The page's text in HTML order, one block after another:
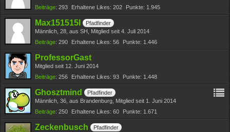
Beiträge 293 Erhaltene Likes 202 Punkte 1.945
Max151515I
Pfadfinder
Männlich 28 aus SH
Mitglied seit 4. Juli 2014
Beiträge 290 Erhaltene Likes 56 Punkte 1.446
ProfessorGast
Mitglied seit 12. Juni 2014
Beiträge 256 Erhaltene Likes 93 Punkte 1.448
Ghosztmind
Pfadfinder
Männlich 36 aus Brandenburg Mitglied seit 1. Juni 2014
Beiträge 250 Erhaltene Likes 60 Punkte 1.671
Zeckenbusch
Pfadfinder